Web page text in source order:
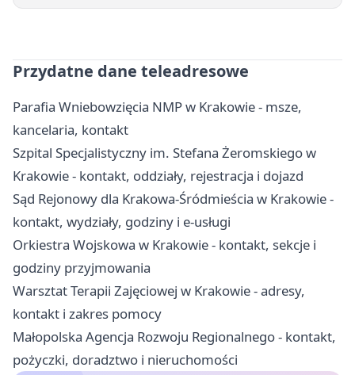
Przydatne dane teleadresowe
Parafia Wniebowzięcia NMP w Krakowie - msze,
kancelaria, kontakt
Szpital Specjalistyczny im. Stefana Żeromskiego w
Krakowie - kontakt, oddziały, rejestracja i dojazd
Sąd Rejonowy dla Krakowa-Śródmieścia w Krakowie -
kontakt, wydziały, godziny i e-usługi
Orkiestra Wojskowa w Krakowie - kontakt, sekcje i
godziny przyjmowania
Warsztat Terapii Zajęciowej w Krakowie - adresy,
kontakt i zakres pomocy
Małopolska Agencja Rozwoju Regionalnego - kontakt,
pożyczki, doradztwo i nieruchomości